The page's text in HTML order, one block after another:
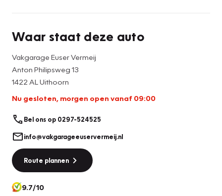
Waar staat deze auto
Vakgarage Euser Vermeij
Anton Philipsweg 13
1422 AL Uithoorn
Nu gesloten, morgen open vanaf 09:00
Bel ons op 0297-524525
info@vakgarageeuservermeij.nl
Route plannen
9.7/10